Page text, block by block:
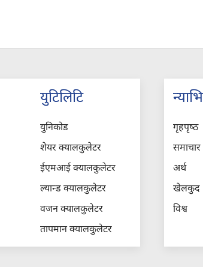
युटिलिटि
युनिकोड
शेयर क्यालकुलेटर
ईएमआई क्यालकुलेटर
ल्यान्ड क्यालकुलेटर
वजन क्यालकुलेटर
तापमान क्यालकुलेटर
गृहपृष्‍ठ
समाचार
अर्थ
खेलकुद
विश्व